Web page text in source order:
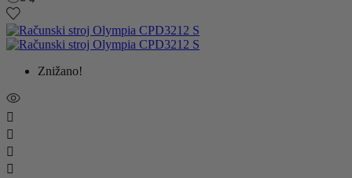
Znižano!



